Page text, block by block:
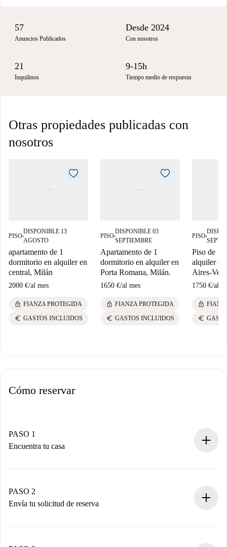
57
Anuncios Publicados
Desde 2024
Con nosotros
21
Inquilinos
9-15h
Tiempo medio de respuesta
Otras propiedades publicadas con
nosotros
PISO■
DISPONIBLE 13
AGOSTO
apartamento de 1
dormitorio en alquiler en
central, Milán
2000 €/al mes
lock FIANZA PROTEGIDA
euro GASTOS INCLUIDOS
PISO■
DISPONIBLE 03
SEPTIEMBRE
Apartamento de 1
dormitorio en alquiler en
Porta Romana, Milán.
1650 €/al mes
lock FIANZA PROTEGIDA
euro GASTOS INCLUIDOS
PISO■
Piso de 1
alquiler
Aires-
1750 €/al
lock
euro
Cómo reservar
PASO 1
Encuentra tu casa
Tienes toda la información necesaria por adelantado.
PASO 2
Envía tu solicitud de reserva